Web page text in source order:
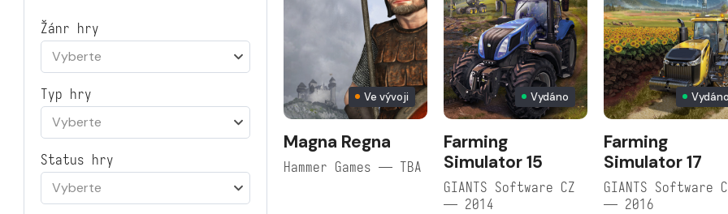
Žánr hry
Vyberte
Typ hry
Vyberte
Status hry
Vyberte
Ve vývoji
Magna Regna
Hammer Games — TBA
Vydáno
Farming
Simulator 15
GIANTS Software CZ
— 2014
Farming
Simulator 17
GIANTS Software
— 2016